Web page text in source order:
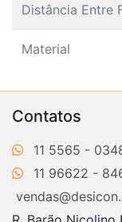
Distância Entre
Material
Contatos
11 5565 -
11 96622 -